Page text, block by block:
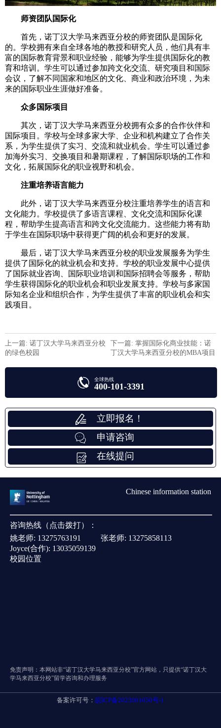
师资团队国际化
首先，诺丁汉大学马来西亚分校的师资团队是国际化
的。学校拥有来自全球各地的教授和研究人员，他们具有丰
富的国际教育背景和职业经验，能够为学生提供国际化的教
育和培训。学生可以通过参加跨文化交流、研究项目和国际
会议，了解不同国家和地区的文化、商业和政治环境，为未
来的国际职业生涯做好准备。
众多国际项目
其次，诺丁汉大学马来西亚分校拥有众多的合作伙伴和
国际项目。学校与全球多家大学、企业和机构建立了合作关
系，为学生提供了实习、交流和就业机会。学生可以通过参
加海外实习、交换项目和暑期课程，了解国际职场的工作和
文化，拓展国际化的职业视野和机会。
注重培养语言能力
此外，诺丁汉大学马来西亚分校注重培养学生的语言和
文化能力。学校提供了多语言课程、文化交流和国际化课
程，帮助学生提高语言和跨文化交流能力。这些能力将有助
于学生在国际职场中获得更广阔的机会和更好的发展。
最后，诺丁汉大学马来西亚分校的职业发展服务为学生
提供了国际化的就业机会和支持。学校的职业发展中心提供
了国际就业咨询、国际职业培训和国际招聘会等服务，帮助
学生获得国际化的职业机会和职业发展支持。学校与多家国
际知名企业和组织合作，为学生提供了丰富的职业机会和实
践项目。
上一篇: 诺丁汉大学马来西亚分校
的绿色校园
下一篇: 掌握国际化商业技能：诺
丁汉大学马来西亚分校的MBA项目
全球热线
400-101-3391
立即报名！
申请咨询
在线提问
Chinese information station
咨询热线（点击拨打）：
姚老师: 13275763191 张老师: 13275858113
Joyce(合作): 13035059139
校园位置
免责声明：本网站非“诺丁汉大学马来西亚分校”官方网站，只提供“诺丁汉大
学马来西亚分校”留学咨询和办理服务
备案许可号： 皖ICP备2023001050号-1